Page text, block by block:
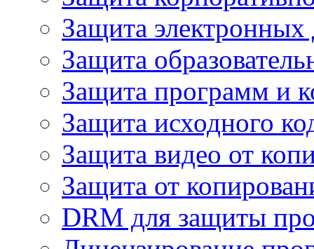
Защита электронных
Защита
Защита программ и
Защита исходного
Защита видео от
Защита от
DRM для защиты